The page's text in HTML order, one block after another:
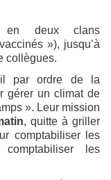
en deux clans
»), jusqu’à
collègues.
il par ordre de la
gérer un climat de
». Leur mission
, quitte à griller
comptabiliser les
les